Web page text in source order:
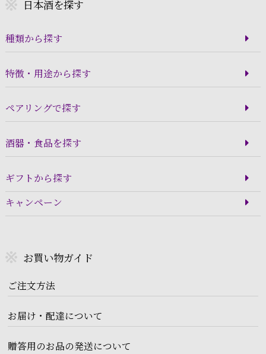
日本酒を探す
種類から探す
特徴・用途から探す
ペアリングで探す
酒器・食品を探す
ギフトから探す
キャンペーン
お買い物ガイド
ご注文方法
お届け・配達について
贈答用のお品の発送について